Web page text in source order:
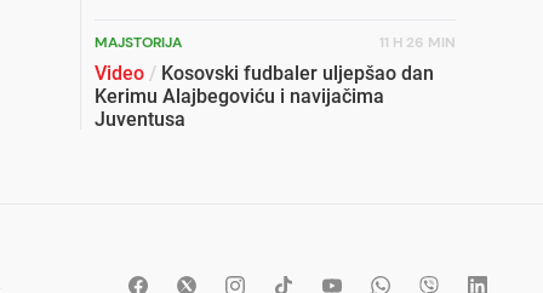
MAJSTORIJA 11 H 26 MIN
Video / Kosovski fudbaler uljepšao dan
Kerimu Alajbegoviću i navijačima
Juventusa
STRAH ZA POZICIJU 7 H 27 MIN